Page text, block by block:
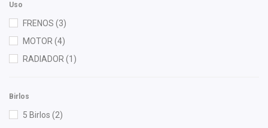
Nissan (Original)
OEP (1)
Sachs(1)
Unicar
Yokomitsu
Uso
FRENOS (3)
MOTOR(4)
RADIADOR (1)
Birlos
5 Birlos (2)